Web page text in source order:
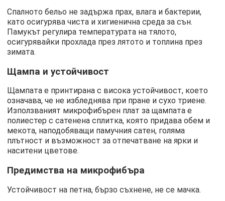
Спалното бельо не задържа прах, влага и бактерии,
като осигурява чиста и хигиенична среда за сън.
Памукът регулира температурата на тялото,
осигурявайки прохлада през лятото и топлина през
зимата.
Щампа и устойчивост
Щампата е принтирана с висока устойчивост, което
означава, че не избледнява при пране и сухо триене.
Използваният микрофибърен плат за щампата е
полиестер с сатенена сплитка, която придава обем и
мекота, наподобяващи памучния сатен, голяма
плътност и възможност за отпечатване на ярки и
наситени цветове.
Предимства на микрофибъра
Устойчивост на петна, бързо съхнене, не се мачка.